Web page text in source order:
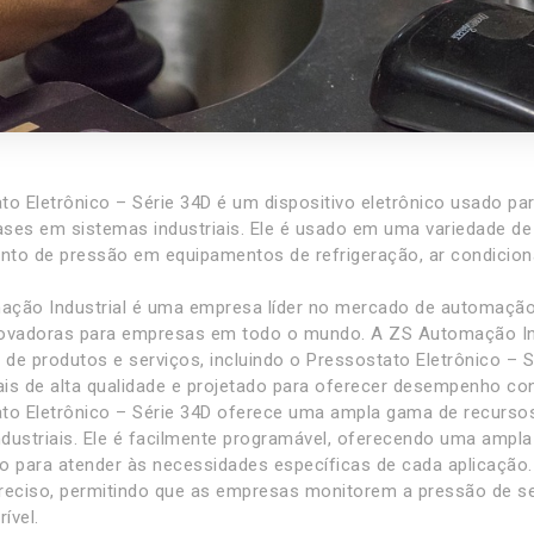
Eletrônico – Série 34D é um dispositivo eletrônico usado
em sistemas industriais. Ele é usado em uma variedade
de pressão em equipamentos de refrigeração, ar
Industrial é uma empresa líder no mercado de
para empresas em todo o mundo. A ZS Automação
de produtos e serviços, incluindo o Pressostato Eletrônico –
de alta qualidade e projetado para oferecer desempenho
Eletrônico – Série 34D oferece uma ampla gama de
Ele é facilmente programável, oferecendo uma
para atender às necessidades específicas de cada
permitindo que as empresas monitorem a pressão de